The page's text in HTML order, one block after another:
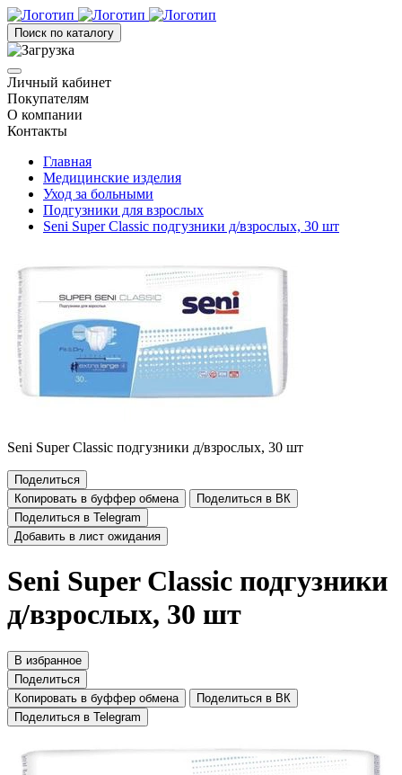
Поиск по каталогу
Личный кабинет
Покупателям
О компании
Контакты
Главная
Медицинские изделия
Уход за больными
Подгузники для взрослых
Seni Super Classic подгузники д/взрослых, 30 шт
Seni Super Classic подгузники д/взрослых, 30 шт
Поделиться
Копировать в буффер обмена
Поделиться в ВК
Поделиться в Telegram
Добавить в лист ожидания
Seni Super Classic подгузники
д/взрослых, 30 шт
В избранное
Поделиться
Копировать в буффер обмена
Поделиться в ВК
Поделиться в Telegram